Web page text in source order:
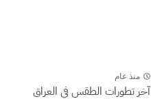
منذ عام
آخر تطورات الطقس في العراق